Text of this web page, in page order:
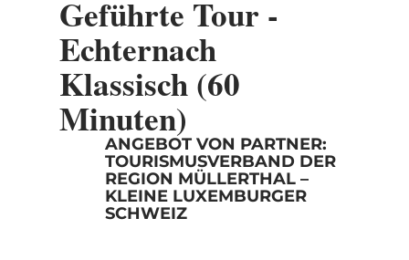
Geführte Tour -
Echternach
Klassisch (60
Minuten)
ANGEBOT VON PARTNER:
TOURISMUSVERBAND DER
REGION MÜLLERTHAL –
KLEINE LUXEMBURGER
SCHWEIZ